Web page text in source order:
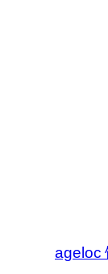
ageloc